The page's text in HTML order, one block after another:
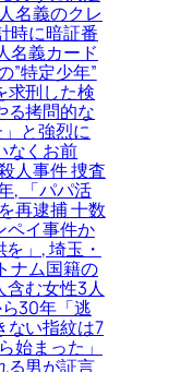
名義のクレ
時に暗証番
名義カード
”特定少年”
求刑した検
る拷問的な
と強烈に
なくお前
人事件 捜査
, 「パパ活
再逮捕 十数
ペイ事件か
」, 埼玉・
ナム国籍の
含む女性3人
30年「逃
ない指紋は7
始まった」
る男が証言